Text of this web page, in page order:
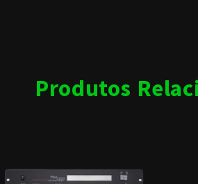
Produtos